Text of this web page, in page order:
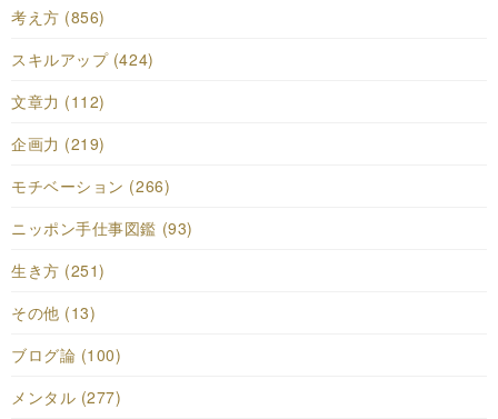
考え方 (856)
スキルアップ (424)
文章力 (112)
企画力 (219)
モチベーション (266)
ニッポン手仕事図鑑 (93)
生き方 (251)
その他 (13)
ブログ論 (100)
メンタル (277)